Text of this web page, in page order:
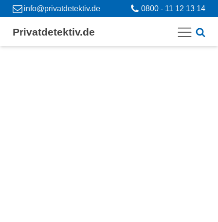
info@privatdetektiv.de 0800 - 11 12 13 14
Privatdetektiv.de